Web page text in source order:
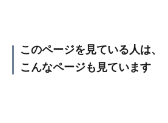
このページを見ている人は、
こんなページも見ています